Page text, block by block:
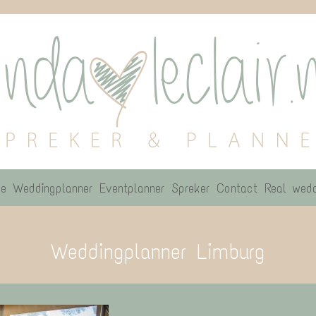
Weddingplanner Eventplanner Spreker Contact Real
Weddingplanner Limburg